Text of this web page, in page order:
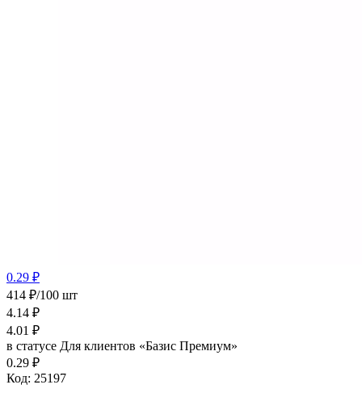
0.29 ₽
414 ₽/100 шт
4.14 ₽
4.01 ₽
в статусе Для клиентов «Базис Премиум»
0.29 ₽
Код: 25197